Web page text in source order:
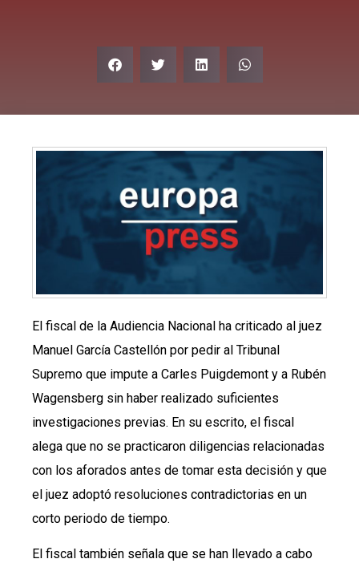
El fiscal de la Audiencia Nacional ha criticado al juez
Manuel García Castellón por pedir al Tribunal
Supremo que impute a Carles Puigdemont y a Rubén
Wagensberg sin haber realizado suficientes
investigaciones previas. En su escrito, el fiscal
alega que no se practicaron diligencias relacionadas
con los aforados antes de tomar esta decisión y que
el juez adoptó resoluciones contradictorias en un
corto periodo de tiempo.
El fiscal también señala que se han llevado a cabo